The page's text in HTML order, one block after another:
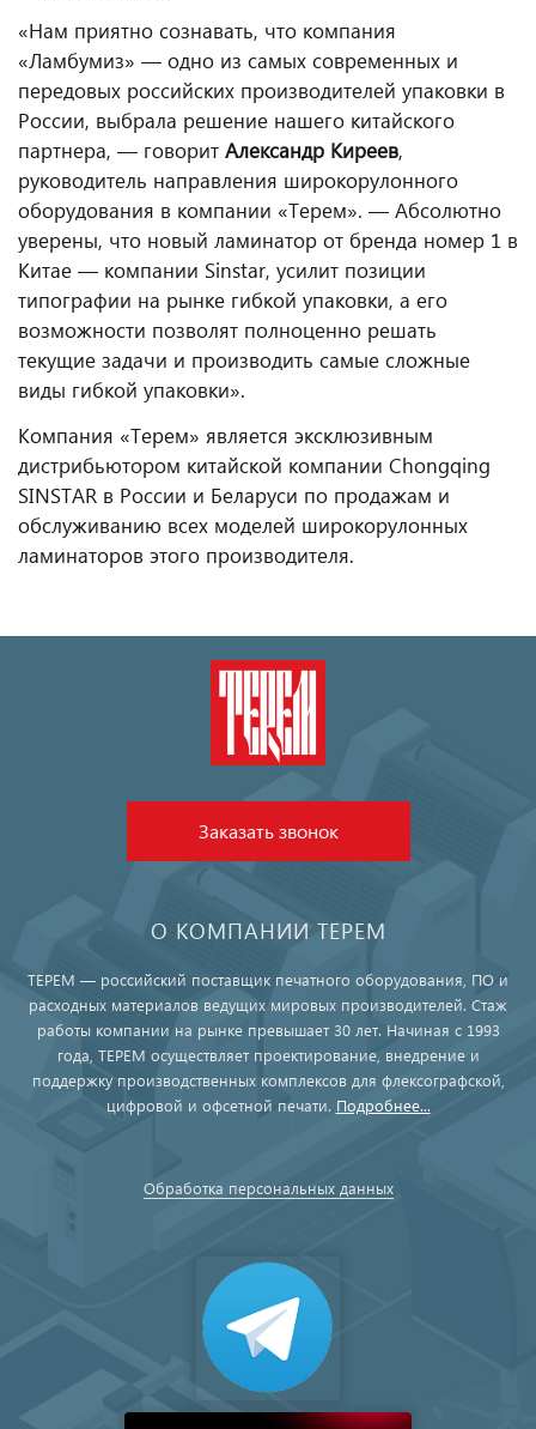
«Нам приятно сознавать, что компания
«Ламбумиз» — одно из самых современных и
передовых российских производителей упаковки в
России, выбрала решение нашего китайского
партнера, — говорит Александр Киреев,
руководитель направления широкорулонного
оборудования в компании «Терем». — Абсолютно
уверены, что новый ламинатор от бренда номер 1 в
Китае — компании Sinstar, усилит позиции
типографии на рынке гибкой упаковки, а его
возможности позволят полноценно решать
текущие задачи и производить самые сложные
виды гибкой упаковки».
Компания «Терем» является эксклюзивным
дистрибьютором китайской компании Chongqing
SINSTAR в России и Беларуси по продажам и
обслуживанию всех моделей широкорулонных
ламинаторов этого производителя.
Заказать звонок
О КОМПАНИИ ТЕРЕМ
ТЕРЕМ — российский поставщик печатного оборудования, ПО и
расходных материалов ведущих мировых производителей. Стаж
работы компании на рынке превышает 30 лет. Начиная с 1993
года, ТЕРЕМ осуществляет проектирование, внедрение и
поддержку производственных комплексов для флексографской,
цифровой и офсетной печати. Подробнее...
Обработка персональных данных